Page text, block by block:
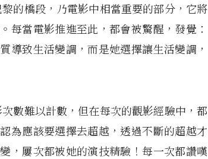
的橋段，乃電影中相當重要的部分，它將
每當電影推進至此，都會被驚醒，發覺：
導致生活變調，而是她選擇讓生活變調，
數難以計數，但在每次的觀影經驗中，都
為應該要選擇去超越，透過不斷的超越才
，屢次都被她的演技精驗！每一次都讚嘆